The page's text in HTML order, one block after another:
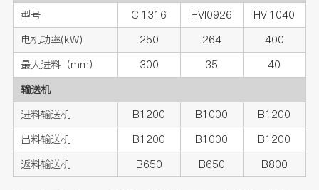
型号
CI1316 HVI0926
HVI1040
电机功率(kW)
250 264
400
最大进料（mm）
300 35
40
输送机
进料输送机
B1200 B1000
B1200
出料输送机
B1200 B1000
B1200
返料输送机
B650 B650 B800